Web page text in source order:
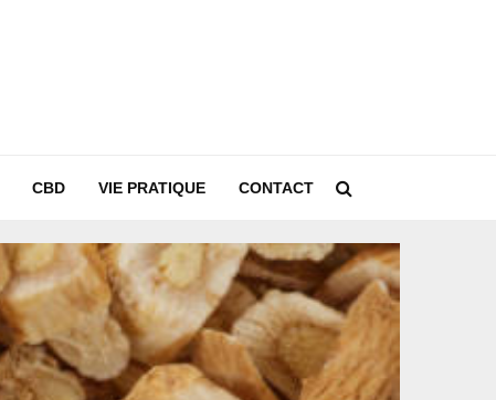
CBD VIE PRATIQUE CONTACT